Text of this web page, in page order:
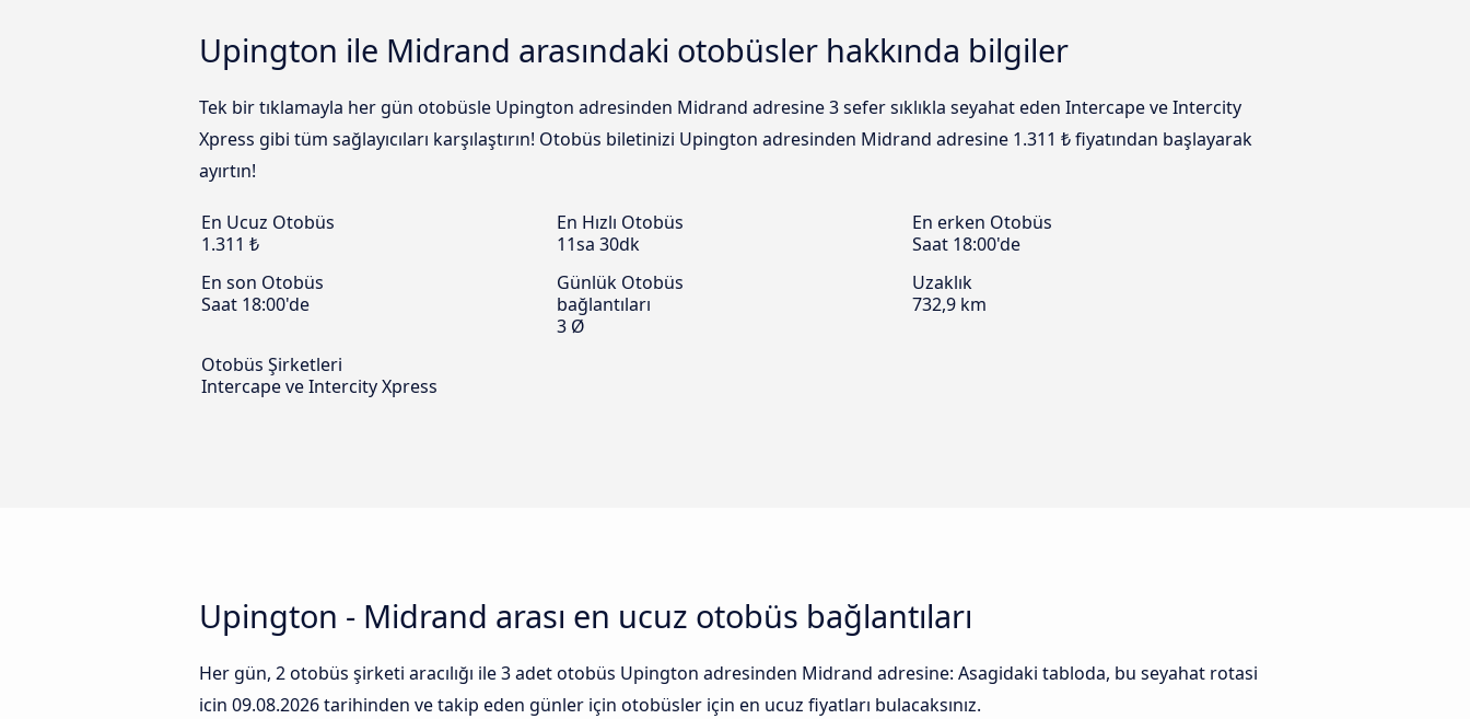
Upington ile Midrand arasındaki otobüsler hakkında bilgiler
Tek bir tıklamayla her gün otobüsle Upington adresinden Midrand adresine 3 sefer sıklıkla seyahat eden Intercape ve Intercity
Xpress gibi tüm sağlayıcıları karşılaştırın! Otobüs biletinizi Upington adresinden Midrand adresine 1.311 ₺ fiyatından başlayarak
ayırtın!
En Ucuz Otobüs
1.311 ₺
En Hızlı Otobüs
11sa 30dk
En erken Otobüs
Saat 18:00'de
En son Otobüs
Saat 18:00'de
Günlük Otobüs
bağlantıları
3 Ø
Uzaklık
732,9 km
Otobüs Şirketleri
Intercape ve Intercity Xpress
Upington - Midrand arası en ucuz otobüs bağlantıları
Her gün, 2 otobüs şirketi aracılığı ile 3 adet otobüs Upington adresinden Midrand adresine: Asagidaki tabloda, bu seyahat rotasi
icin 09.08.2026tarihinden ve takip eden günler için otobüsler için en ucuz fiyatları bulacaksınız.